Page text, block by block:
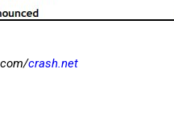
crash.net